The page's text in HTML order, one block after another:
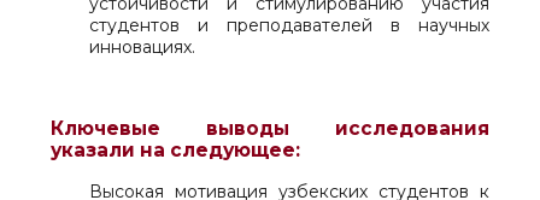
студентов и преподавателей в научных
инновациях.
Ключевые выводы исследования
указали на следующее:
Высокая мотивация узбекских студентов к